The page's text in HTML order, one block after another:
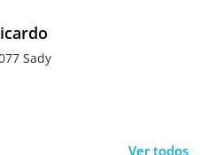
Sady
Ver todos